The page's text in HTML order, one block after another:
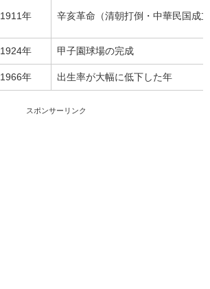
1911年 辛亥革命（清朝打倒・中華民国成
1924年 甲子園球場の完成
1966年 出生率が大幅に低下した年
スポンサーリンク